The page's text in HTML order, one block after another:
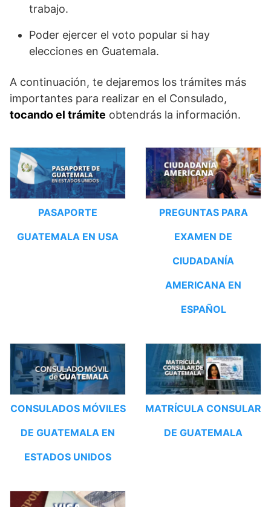
trabajo.
Poder ejercer el voto popular si hay
elecciones en Guatemala.
A continuación, te dejaremos los trámites más
importantes para realizar en el Consulado,
tocando el trámite obtendrás la información.
PASAPORTE
GUATEMALA EN USA
PREGUNTAS PARA
EXAMEN DE
CIUDADANÍA
AMERICANA EN
ESPAÑOL
CONSULADOS MÓVILES
DE GUATEMALA EN
ESTADOS UNIDOS
MATRÍCULA CONSULAR
DE GUATEMALA